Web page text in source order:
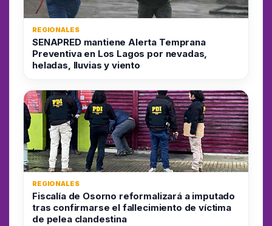
REGIONALES
SENAPRED mantiene Alerta Temprana
Preventiva en Los Lagos por nevadas,
heladas, lluvias y viento
REGIONALES
Fiscalía de Osorno reformalizará a imputado
tras confirmarse el fallecimiento de víctima
de pelea clandestina